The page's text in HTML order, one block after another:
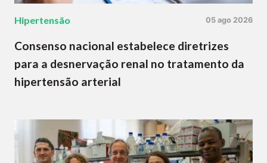
Hipertensão 05 ago 2026
Consenso nacional estabelece diretrizes
para a desnervação renal no tratamento da
hipertensão arterial